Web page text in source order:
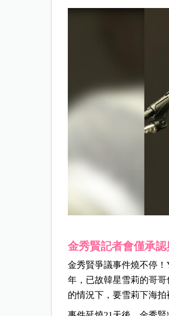
金秀賢記者會僅承
金秀賢爭議事件燒不停
年，已故韓星雪莉的哥
的情況下，要雪莉下海拍